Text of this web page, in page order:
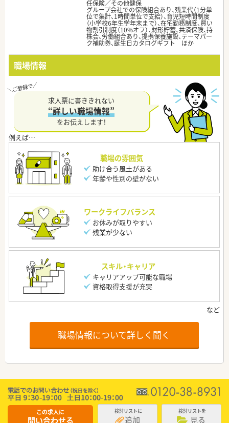
任保険／その他健保
グループ会社での保険組合あり、残業代（1分単
位で集計、1時間単位で支給）、育児短時間制度
（小学校6年生学年末まで）、在宅勤務制度、買い
物割引制度（10%オフ）、財形貯蓄、共済保険、持
株会、労働組合あり、提携保養施設、テーマパー
ク補助券、誕生日カタログギフト ほか
職場情報
求人票に書ききれない
“詳しい職場情報”
をお伝えします！
職場の雰囲気
助け合う風土がある
年齢や性別の壁がない
ワークライフバランス
お休みが取りやすい
残業が少ない
スキル・キャリア
キャリアアップ可能な職場
資格取得支援が充実
職場情報について詳しく聞く
この求人に
問い合わせる
検討リストに
追加
検討リストを
見る